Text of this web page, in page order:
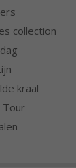
collection
kraal
Tour